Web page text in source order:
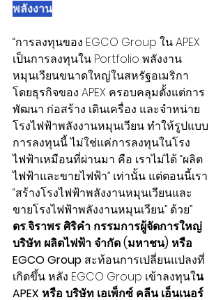
พลังงาน
“การลงทุนของ EGCO Group ใน APEX
เป็นการลงทุนใน Portfolio พลังงาน
หมุนเวียนขนาดใหญ่ในสหรัฐอเมริกา
โดยธุรกิจของ APEX ครอบคลุมตั้งแต่การ
พัฒนา ก่อสร้าง เดินเครื่อง และจำหน่าย
โรงไฟฟ้าพลังงานหมุนเวียน ทำให้รูปแบบ
การลงทุนนี้ ไม่ใช่แค่การลงทุนในโรง
ไฟฟ้าเหมือนที่ผ่านมา คือ เราไม่ได้ “ผลิต
ไฟฟ้าและขายไฟฟ้า” เท่านั้น แต่ตอนนี้เรา
“สร้างโรงไฟฟ้าพลังงานหมุนเวียนและ
ขายโรงไฟฟ้าพลังงานหมุนเวียน” ด้วย”
ดร.จิราพร ศิริคำ กรรมการผู้จัดการใหญ่
บริษัท ผลิตไฟฟ้า จำกัด (มหาชน) หรือ
EGCO Group สะท้อนการเปลี่ยนแปลงที่
เกิดขึ้น หลัง EGCO Group เข้าลงทุนใน
APEX หรือ บริษัท เอเพ็กซ์ คลีน เอ็นเนอร์